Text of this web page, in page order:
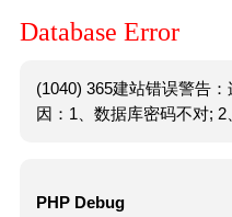
Database Error
(1040) 365建站错误警告
因：1、数据库密码不对; 2
PHP Debug